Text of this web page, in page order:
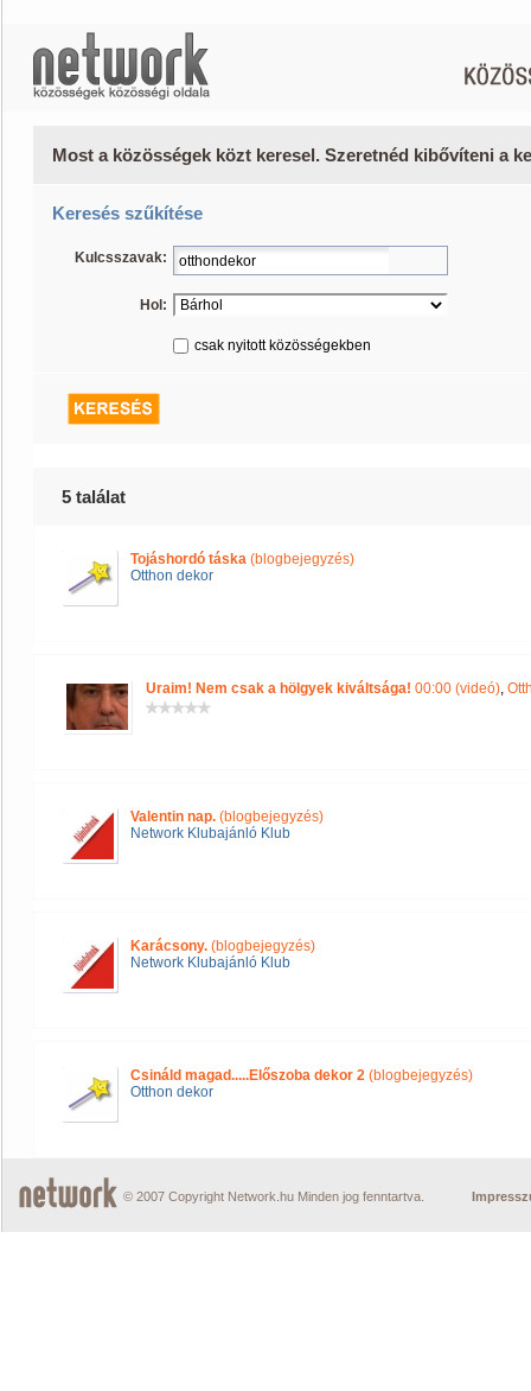
Most a közösségek közt keresel. Szeretnéd kibővíteni a
Keresés szűkítése
Kulcsszavak:
Hol:
csak nyitott közösségekben
5 találat
Tojáshordó táska (blogbejegyzés)
Otthon dekor
Uraim! Nem csak a hölgyek kiváltsága! 00:00 (videó),
Valentin nap. (blogbejegyzés)
Network Klubajánló Klub
Karácsony. (blogbejegyzés)
Network Klubajánló Klub
Csináld magad.....Előszoba dekor 2 (blogbejegyzés)
Otthon dekor
© 2007 Copyright Network.hu Minden jog fenntartva.